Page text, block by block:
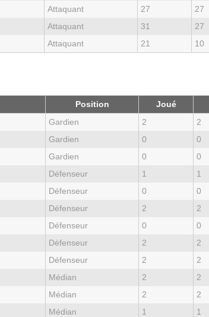
Attaquant 27 27
Attaquant 31 27
Attaquant 21 10
Position Joué
Gardien 2 2
Gardien 0 0
Gardien 0 0
Défenseur 1 1
Défenseur 0 0
Défenseur 2 2
Défenseur 0 0
Défenseur 2 2
Défenseur 2 2
Médian 2 2
Médian 2 2
Médian 1 1